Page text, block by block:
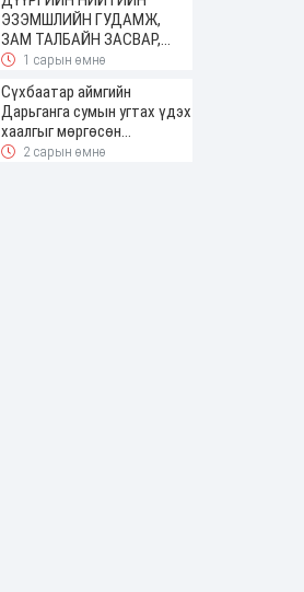
ЗОХИОН БАЙГУУЛАГДЛАА
ЭЗЭМШЛИЙН ГУДАМЖ,
ЗАМ ТАЛБАЙН ЗАСВАР,
ШИНЭЧЛЭЛТИЙН АЖИЛ
1 сарын өмнө
Сүхбаатар аймгийн
Дарьганга сумын угтах үдэх
хаалгыг мөргөсөн
жолоочоос 150 сая төгрөг
2 сарын өмнө